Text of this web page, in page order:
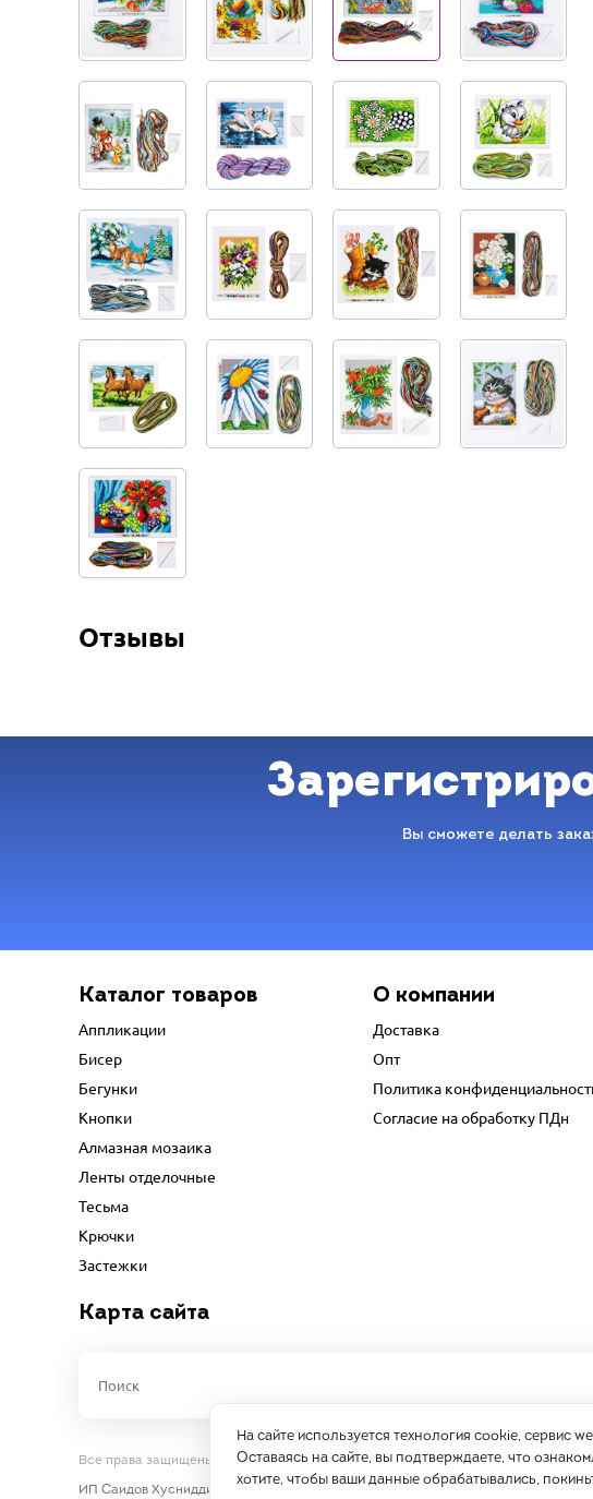
Отзывы
Вы сможете делать
Каталог товаров
Аппликации
Бисер
Бегунки
Кнопки
Алмазная мозаика
Ленты отделочные
Тесьма
Крючки
Застежки
О компании
Доставка
Опт
Политика
Согласие на обработку ПДн
Карта сайта
Все права защищены 2026 год.
ИП Саидов Хусниддин Нуриддинович, ИНН 77189802725
На сайте используется технология cookie, сервис
Оставаясь на сайте, вы подтверждаете, что
хотите, чтобы ваши данные обрабатывались,